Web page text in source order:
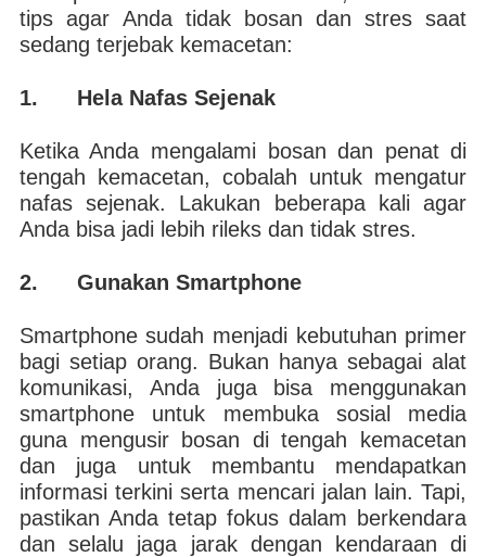
tipsagarAndatidak bosan dan stres saat
sedang terjebak kemacetan:
1. Hela Nafas Sejenak
Ketika Anda mengalami bosan dan penat di
tengah kemacetan, cobalah untuk mengatur
nafas sejenak. Lakukan beberapa kali agar
Anda bisa jadi lebih rileks dan tidak stres.
2. Gunakan Smartphone
Smartphone sudah menjadi kebutuhan primer
bagi setiap orang. Bukan hanya sebagai alat
komunikasi, Anda juga bisa menggunakan
smartphone untuk membuka sosial media
guna mengusir bosan di tengah kemacetan
dan juga untuk membantu mendapatkan
informasi terkini serta mencari jalan lain. Tapi,
pastikan Anda tetap fokus dalam berkendara
dan selalu jaga jarak dengan kendaraan di